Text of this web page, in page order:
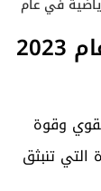
وقوة
التي تنبثق